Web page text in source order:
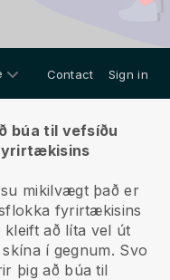
Contact Sign in
búa til vefsíðu
mikilvægt það er
fyrirtækisins
að líta vel út
í gegnum. Svo
þig að búa til